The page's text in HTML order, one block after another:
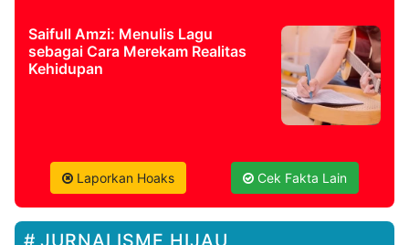
Saifull Amzi: Menulis Lagu
sebagai Cara Merekam Realitas
Kehidupan
Laporkan Hoaks Cek Fakta Lain
JURNALISME HIJAU